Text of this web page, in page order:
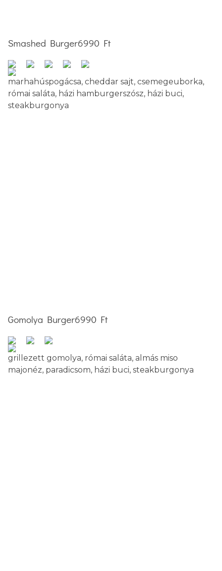
Smashed Burger6990 Ft
marhahúspogácsa, cheddar sajt, csemegeuborka,
római saláta, házi hamburgerszósz, házi buci,
steakburgonya
Gomolya Burger6990 Ft
grillezett gomolya, római saláta, almás miso
majonéz, paradicsom, házi buci, steakburgonya